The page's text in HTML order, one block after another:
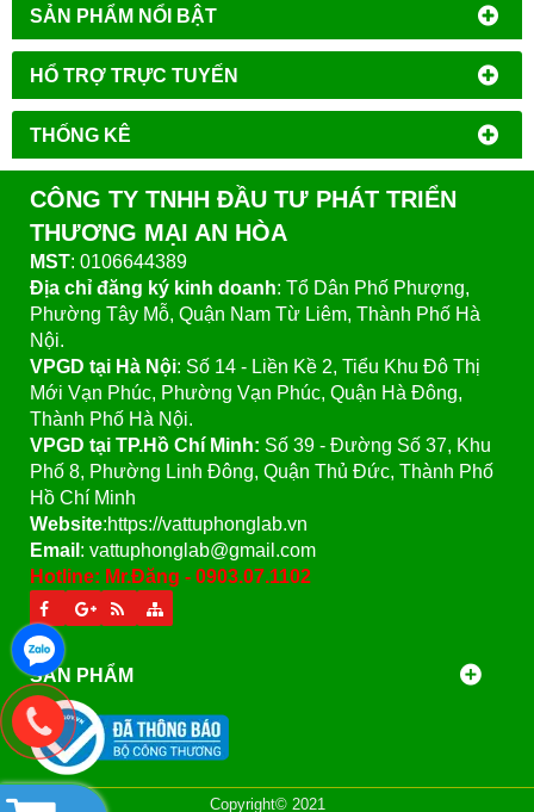
SẢN PHẨM NỔI BẬT
HỔ TRỢ TRỰC TUYẾN
THỐNG KÊ
CÔNG TY TNHH ĐẦU TƯ PHÁT TRIỂN
THƯƠNG MẠI AN HÒA
MST: 0106644389
Địa chỉ đăng ký kinh doanh: Tổ Dân Phố Phượng,
Phường Tây Mỗ, Quận Nam Từ Liêm, Thành Phố Hà
Nội.
VPGD tại Hà Nội: Số 14 - Liền Kề 2, Tiểu Khu Đô Thị
Mới Vạn Phúc, Phường Vạn Phúc, Quận Hà Đông,
Thành Phố Hà Nội.
VPGD tại TP.Hồ Chí Minh: Số 39 - Đường Số 37, Khu
Phố 8, Phường Linh Đông, Quận Thủ Đức, Thành Phố
Hồ Chí Minh
Website:https://vattuphonglab.vn
Email : vattuphonglab@gmail.com
Hotline: Mr.Đăng - 0903.07.1102
SẢN PHẨM
Copyright© 2021